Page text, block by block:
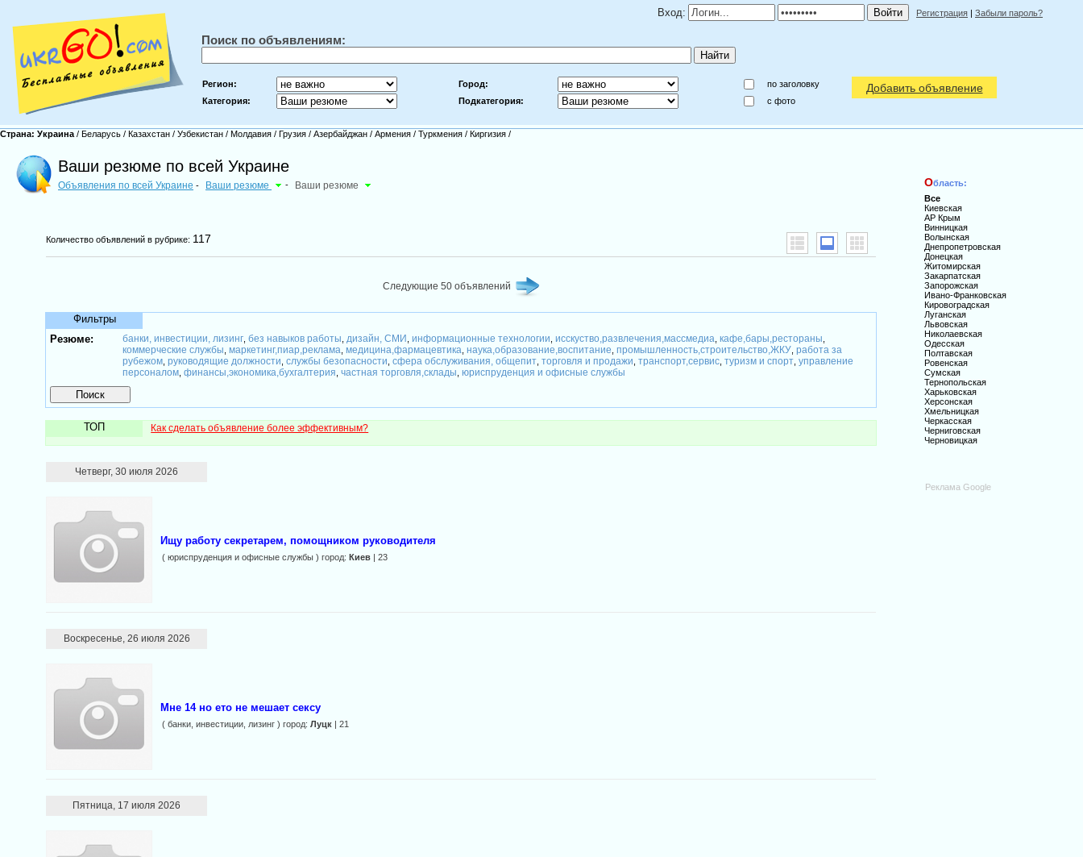
Вход: Регистрация | Забыли пароль?
Поиск по объявлениям:
Регион: Город:
по заголовку
Категория:
Подкатегория: c фото
Добавить объявление
Страна: Украина / Беларусь / Казахстан / Узбекистан / Молдавия / Грузия / Азербайджан / Армения / Туркмения / Киргизия /
Ваши резюме по всей Украине
Объявления по всей Украине - Ваши резюме - Ваши резюме
Количество объявлений в рубрике: 117
Следующие 50 объявлений
Фильтры
Резюме:
банки, инвестиции, лизинг ,без навыков работы дизайн, СМИ ,информационные технологии ,исскуство,развлечения,массмедиа ,кафе,бары,рестораны
коммерческие службы ,маркетинг,пиар,реклама ,медицина,фармацевтика ,наука,образование,воспитание ,промышленность,строительство,ЖКУ ,работа за
рубежом ,руководящие должности ,службы безопасности ,сфера обслуживания, общепит ,торговля и продажи ,транспорт,сервис ,туризм и спорт ,управление
персоналом ,финансы,экономика,бухгалтерия ,частная торговля,склады ,юриспруденция и офисные службы
ТОП Как сделать объявление более эффективным?
Четверг, 30 июля 2026
Ищу работу секретарем, помощником руководителя
( юриспруденция и офисные службы ) город:Киев | 23
Воскресенье, 26 июля 2026
Мне 14 но ето не мешает сексу
( банки, инвестиции, лизинг ) город:Луцк | 21
Пятница, 17 июля 2026
Область:
Все
Киевская
АР Крым
Винницкая
Волынская
Днепропетровская
Донецкая
Житомирская
Закарпатская
Запорожская
Ивано-Франковская
Кировоградская
Луганская
Львовская
Николаевская
Одесская
Полтавская
Ровенская
Сумская
Тернопольская
Харьковская
Херсонская
Хмельницкая
Черкасская
Черниговская
Черновицкая
Реклама Google